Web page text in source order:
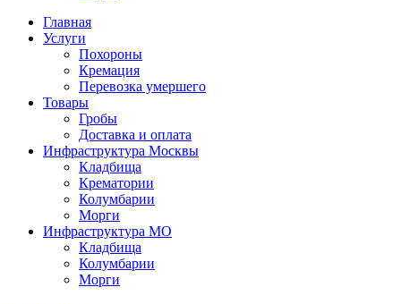
Главная
Услуги
Похороны
Кремация
Перевозка умершего
Товары
Гробы
Доставка и оплата
Инфраструктура Москвы
Кладбища
Крематории
Колумбарии
Морги
Инфраструктура МО
Кладбища
Колумбарии
Морги